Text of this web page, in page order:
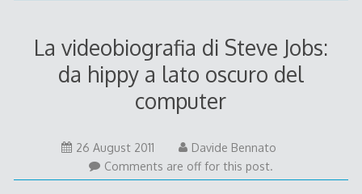
La videobiografia di Steve Jobs:
da hippy a lato oscuro del
computer
26 August 201126
August
2011
Davide Bennato
Comments are off for this post.